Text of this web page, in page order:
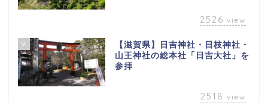
2526 view
9
【滋賀県】日吉神社・日枝神社・
山王神社の総本社「日吉大社」を
参拝
2518 view